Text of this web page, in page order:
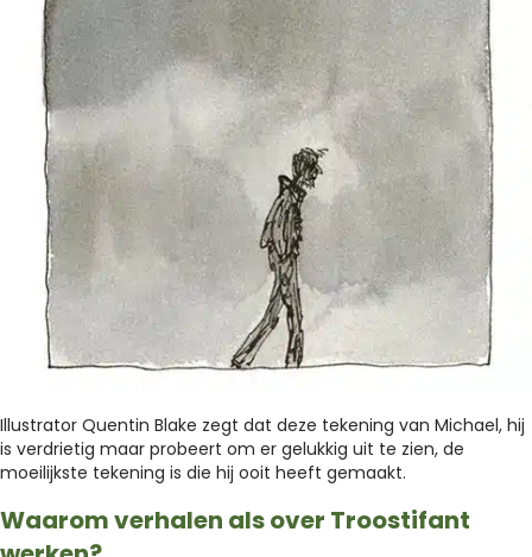
Illustrator Quentin Blake zegt dat deze tekening van Michael, hij
is verdrietig maar probeert om er gelukkig uit te zien, de
moeilijkste tekening is die hij ooit heeft gemaakt.
Waarom verhalen als over Troostifant